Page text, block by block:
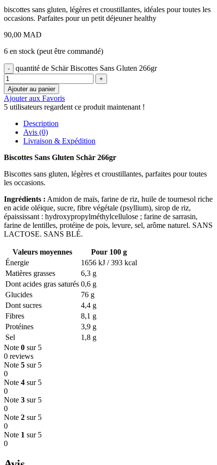
biscottes sans gluten, légères et croustillantes, idéales pour toutes les
occasions. Parfaites pour un petit déjeuner healthy
90,00 MAD
6 en stock (peut être commandé)
quantité de Schär Biscottes Sans Gluten 266gr
Ajouter au panier
Ajouter aux Favoris
5 utilisateurs regardent ce produit maintenant !
Description
Avis (0)
Livraison & Expédition
Biscottes Sans Gluten Schär 266gr
Biscottes sans gluten, légères et croustillantes, parfaites pour toutes
les occasions.
Ingrédients : Amidon de maïs, farine de riz, huile de tournesol riche
en acide oléique, sucre, fibre végétale (psyllium), sirop de riz,
épaississant : hydroxypropylméthylcellulose ; farine de sarrasin,
farine de lentilles, protéine de pois, levure, sel, arôme naturel. SANS
LACTOSE. SANS BLÉ.
Valeurs moyennes
Pour 100 g
Énergie
1656 kJ / 393 kcal
Matières grasses
6,3 g
Dont acides gras saturés 0,6 g
Glucides
76 g
Dont sucres
4,4 g
Fibres
8,1 g
Protéines
3,9 g
Sel
1,8 g
Note 0 sur 5
0 reviews
Note 5 sur 5
0
Note 4 sur 5
0
Note 3 sur 5
0
Note 2 sur 5
0
Note 1 sur 5
0